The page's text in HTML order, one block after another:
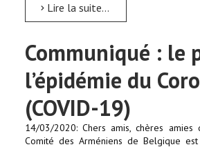
Lire la suite...
Communiqué : le
l’épidémie du
(COVID-19)
14/03/2020: Chers amis, chères amies
Comité des Arméniens de Belgique